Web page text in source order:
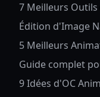
7 Meilleurs
Complets en 2026
Édition d'Image
Fond Anime
5 Meilleurs
Donnez Vie à
Guide complet
longueur pour
9 Idées d'OC